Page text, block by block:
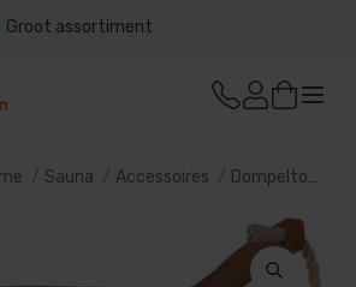
Groot assortiment
Sauna Accessoires Dompelton